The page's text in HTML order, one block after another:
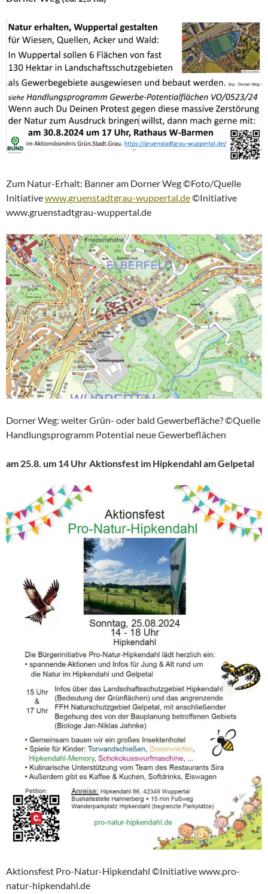
Zum Natur-Erhalt: Banner am Dorner Weg ©Foto/Quelle
Initiativewww.gruenstadtgrau-wuppertal.de©Initiative
www.gruenstadtgrau-wuppertal.de
Dorner Weg: weiter Grün- oder bald Gewerbefläche? ©Quelle
Handlungsprogramm Potential neue Gewerbeflächen
am 25.8. um 14 Uhr Aktionsfest im Hipkendahl am Gelpetal
Aktionsfest Pro-Natur-Hipkendahl ©Initiative www.pro-
natur-hipkendahl.de